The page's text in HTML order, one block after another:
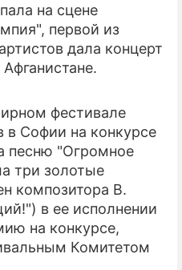
на сцене
первой из
дала концерт
фестивале
в Софии на конкурсе
песню "Огромное
три золотые
композитора В.
в ее исполнении
на конкурсе,
Комитетом